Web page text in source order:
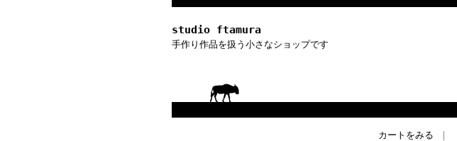
studio ftamura
手作り作品を扱う小さなショップです
カートをみる ｜